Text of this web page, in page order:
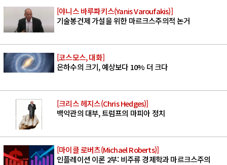
[야니스 바루파키스(Yanis Varoufakis)]
기술봉건제 가설을 위한 마르크스주의적 논거
[코스모스, 대화]
은하수의 크기, 예상보다 10% 더 크다
[크리스 헤지스(Chris Hedges)]
백악관의 대부, 트럼프의 마피아 정치
[마이클 로버츠(Michael Roberts)]
인플레이션 이론 2부: 비주류 경제학과 마르크스주의